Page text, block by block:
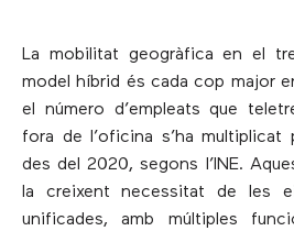
La mobilitat geogràfica en el
model híbrid és cada cop major
el número d’empleats que
fora de l’oficina s’ha multiplicat
des del 2020, segons l’INE.
la creixent necessitat de les
unificades, amb múltiples